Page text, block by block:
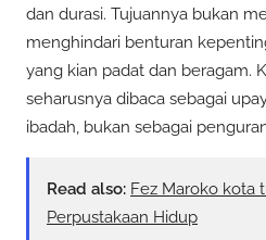
dan durasi. Tujuannya bukan
menghindari benturan
yang kian padat dan beragam.
seharusnya dibaca sebagai
ibadah, bukan sebagai
Read also: Fez Maroko kota
Perpustakaan Hidup